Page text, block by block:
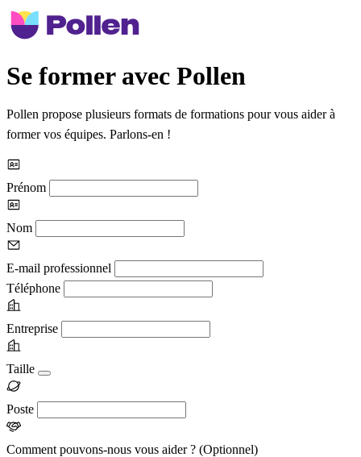
Se former avec Pollen
Pollen propose plusieurs formats de formations pour vous aider à
former vos équipes. Parlons-en !
Prénom
Nom
E-mail professionnel
Téléphone
Entreprise
Taille
Poste
Comment pouvons-nous vous aider ? (Optionnel)